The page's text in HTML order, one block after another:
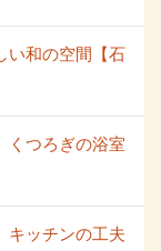
い和の空間【石
くつろぎの浴室
キッチンの工夫